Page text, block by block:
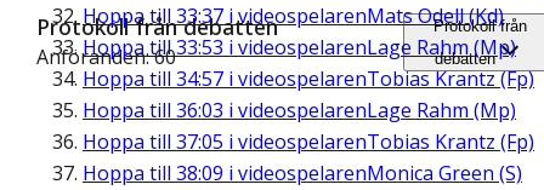
Hoppa till 33:37 i videospelarenMats Odell (Kd)
Hoppa till33:53 i videospelarenLage Rahm (Mp)
Hoppa till 34:57 i videospelarenTobias Krantz (Fp)
Hoppa till 36:03 i videospelarenLage Rahm (Mp)
Hoppa till 37:05 i videospelarenTobias Krantz (Fp)
Hoppa till 38:09 i videospelarenMonica Green (S)
Protokoll från debatten
Anföranden: 60
Protokoll från
debatten